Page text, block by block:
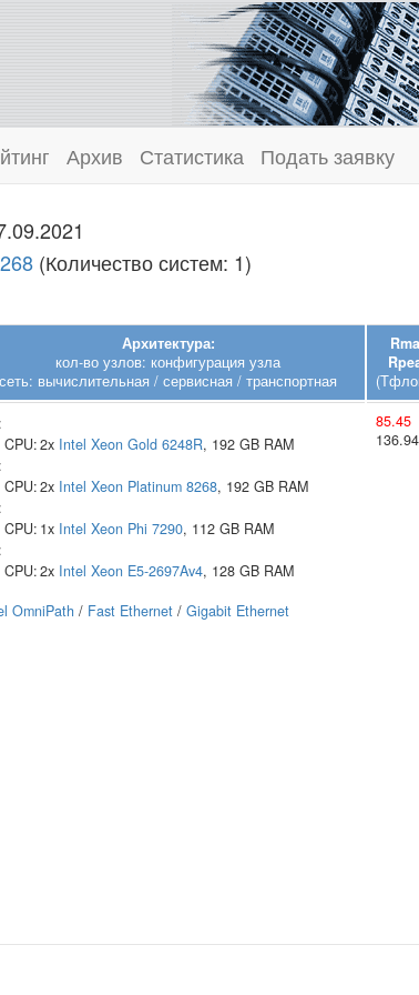
Архив Статистика Подать заявку
(Количество систем: 1)
Архитектура:
кол-во узлов: конфигурация узла
сеть: вычислительная / сервисная / транспортная
CPU:2x Intel Xeon Gold 6248R, 192 GB RAM
CPU:2x Intel Xeon Platinum 8268, 192 GB RAM
CPU: 1x Intel Xeon Phi 7290, 112 GB RAM
CPU:2x Intel Xeon E5-2697Av4, 128 GB RAM
OmniPath / Fast Ethernet / Gigabit Ethernet
85.45
136.94